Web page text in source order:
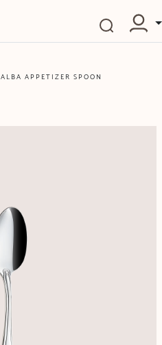
ALBA APPETIZER SPOON